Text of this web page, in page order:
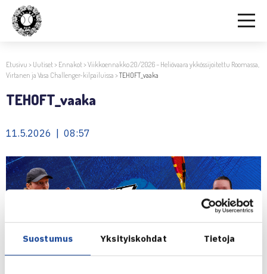
Suostumus Yksityiskohdat Tietoja
Etusivu > Uutiset> Ennakot>Viikkoennakko 20/2026 – Heliövaara ykkössijoitettu Roomassa,
Virtanen ja Vasa Challenger-kilpailuissa >TEHOFT_vaaka
TEHOFT_vaaka
11.5.2026 | 08:57